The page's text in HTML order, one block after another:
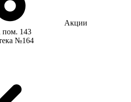
Акции
пом. 143
№164